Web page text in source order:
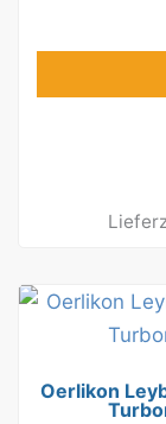
Oerlikon